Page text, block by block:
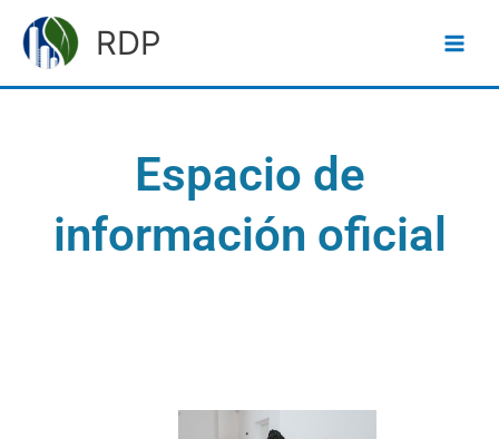
contenido
RDP
Espacio de
información oficial